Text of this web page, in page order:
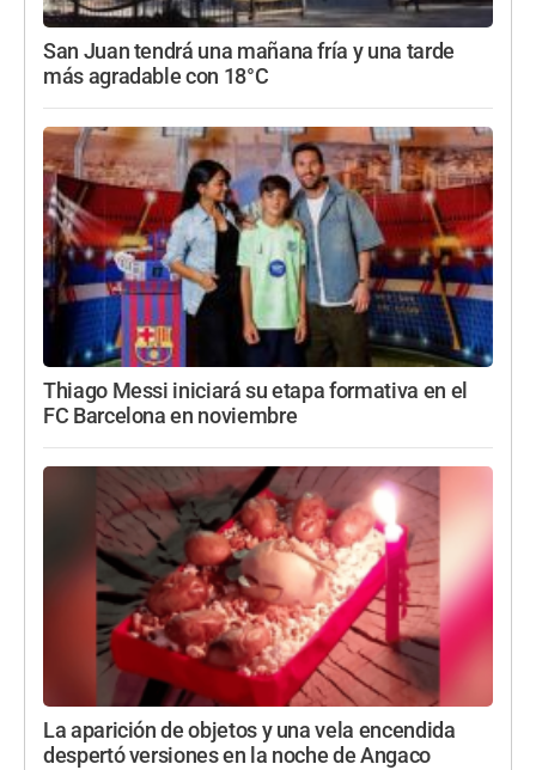
San Juan tendrá una mañana fría y una tarde
más agradable con 18°C
Thiago Messi iniciará su etapa formativa en el
FC Barcelona en noviembre
La aparición de objetos y una vela encendida
despertó versiones en la noche de Angaco